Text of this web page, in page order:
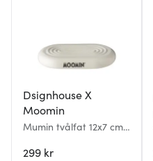
Dsignhouse X
Moomin
Mumin tvålfat 12x7 cm
299 kr